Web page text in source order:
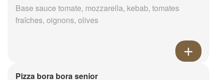
Base sauce tomate, mozzarella, kebab, tomates
fraîches, oignons, olives
Pizza bora bora senior